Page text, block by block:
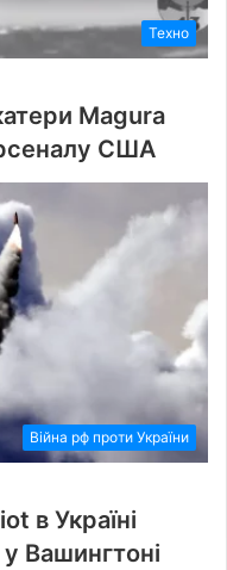
Техно
Magura
США
Війна рф проти України
в Україні
Вашингтоні